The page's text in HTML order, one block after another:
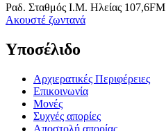
Ραδ. Σταθμός Ι.Μ. Ηλείας 107,6FM
Aκουστέ ζωντανά
Υποσέλιδο
Αρχιερατικές Περιφέρειες
Επικοινωνία
Μονές
Συχνές απορίες
Αποστολή απορίας